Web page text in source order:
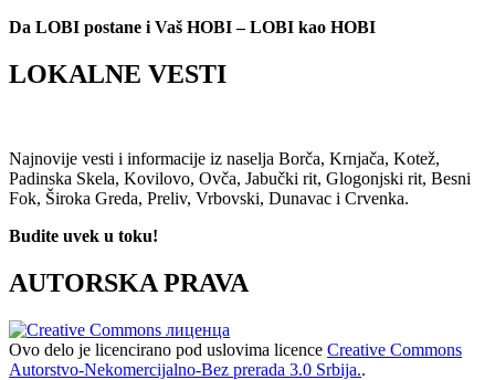
Da LOBI postane i Vaš HOBI – LOBI kao HOBI
LOKALNE VESTI
Najnovije vesti i informacije iz naselja Borča, Krnjača, Kotež,
Padinska Skela, Kovilovo, Ovča, Jabučki rit, Glogonjski rit, Besni
Fok, Široka Greda, Preliv, Vrbovski, Dunavac i Crvenka.
Budite uvek u toku!
AUTORSKA PRAVA
Ovo delo je licencirano pod uslovima licence Creative Commons
Autorstvo-Nekomercijalno-Bez prerada 3.0 Srbija..